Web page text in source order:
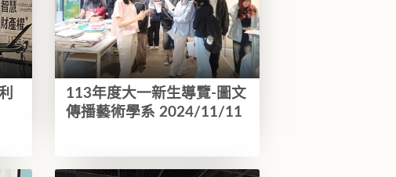
113年度大一新生導覽-圖文
傳播藝術學系 2024/11/11